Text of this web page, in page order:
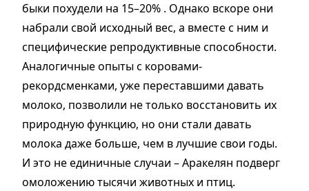
быки похудели на 15–20% . Однако вскоре они
набрали свой исходный вес, а вместе с ним и
специфические репродуктивные способности.
Аналогичные опыты с коровами-
рекордсменками, уже переставшими давать
молоко, позволили не только восстановить их
природную функцию, но они стали давать
молока даже больше, чем в лучшие свои годы.
И это не единичные случаи – Аракелян подверг
омоложению тысячи животных и птиц.